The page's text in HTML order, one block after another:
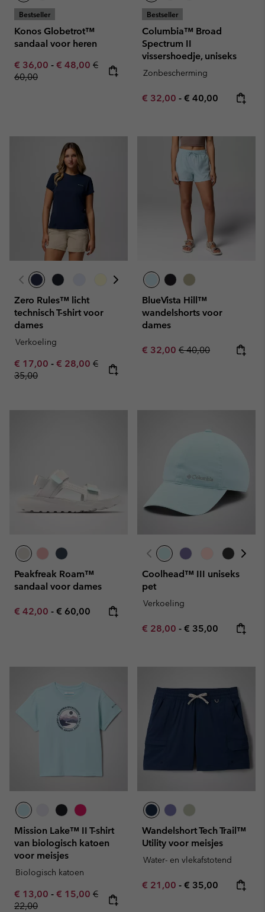
Bestseller
Konos Globetrot™
sandaal voor heren
Minimum sale price:
€ 36,00 - Maximum sale price:
€ 48,00 Regular price:
€
60,00
Bestseller
Columbia™ Broad
Spectrum II
vissershoedje, uniseks
Zonbescherming
Minimum sale price:
€ 32,00 - Maximum price:
€ 40,00
Zero Rules™ licht
technisch T-shirt voor
dames
Verkoeling
Minimum sale price:
€ 17,00 - Maximum sale price:
€ 28,00 Regular price:
€
35,00
BlueVista Hill™
wandelshorts voor
dames
Sale price:
€ 32,00 Regular price:
€ 40,00
Peakfreak Roam™
sandaal voor dames
Minimum sale price:
€ 42,00 - Maximum price:
€ 60,00
Coolhead™ III uniseks
pet
Verkoeling
Minimum sale price:
€ 28,00 - Maximum price:
€ 35,00
Mission Lake™ II T-shirt
van biologisch katoen
voor meisjes
Biologisch katoen
Minimum sale price:
€ 13,00 - Maximum sale price:
€ 15,00 Regular price:
€
22,00
Wandelshort Tech Trail™
Utility voor meisjes
Water- en vlekafstotend
Minimum sale price:
€ 21,00 - Maximum price:
€ 35,00